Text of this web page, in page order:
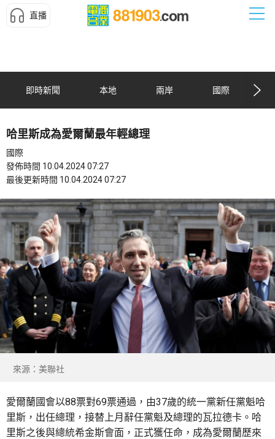
直播
即時新聞 本地 兩岸 國際
哈里斯成為愛爾蘭最年輕總理
國際
發佈時間 10.04.2024 07:27
最後更新時間 10.04.2024 07:27
來源：美聯社
愛爾蘭國會以88票對69票通過，由37歲的統一黨新任黨魁哈
里斯，出任總理，接替上月辭任黨魁及總理的瓦拉德卡。哈
里斯之後與總統希金斯會面，正式獲任命，成為愛爾蘭歷來